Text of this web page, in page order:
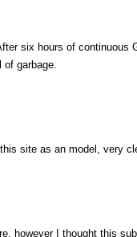
six hours of
garbage.
site as an model, very
however I thought this